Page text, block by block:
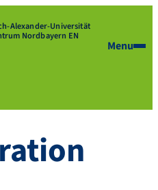
Alexander-Universität
Nordbayern EN
Menu